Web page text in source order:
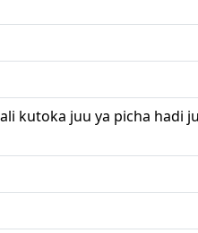
kutoka juu ya picha hadi